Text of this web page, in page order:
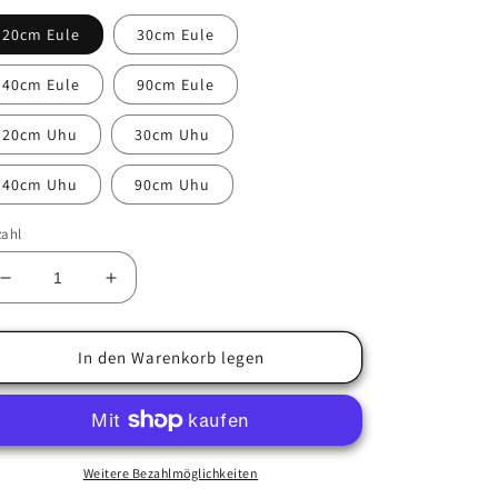
20cm Eule 30cm Eule
40cm Eule 90cm Eule
20cm Uhu 30cm Uhu
40cm Uhu 90cm Uhu
Verringere
die
Menge
Uhu
Figur
verschiedene
Erhöhe
die
Menge
für
Uhu
Eule
Figur
verschiedene
In den Warenkorb legen
Weitere Bezahlmöglichkeiten